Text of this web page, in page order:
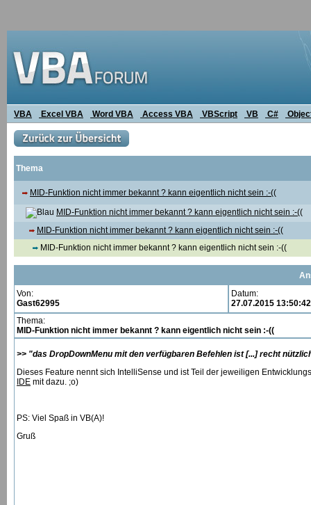
VBA Excel VBA Word VBA Access VBA VBScript VB C#
Thema
MID-Funktion nicht immer bekannt ? kann eigentlich nicht sein :-((
MID-Funktion nicht immer bekannt ? kann eigentlich nicht sein :-((
MID-Funktion nicht immer bekannt ? kann eigentlich nicht sein :-((
MID-Funktion nicht immer bekannt ? kann eigentlich nicht sein :-((
Von:
Gast62995
Datum:
27.07.2015 13:50:42
Thema:
MID-Funktion nicht immer bekannt ? kann eigentlich nicht sein :-((
>> "das DropDownMenu mit den verfügbaren Befehlen ist [...] recht
Dieses Feature nennt sich IntelliSense und ist Teil der jeweiligen
IDE mit dazu. ;o)
PS: Viel Spaß in VB(A)!
Gruß